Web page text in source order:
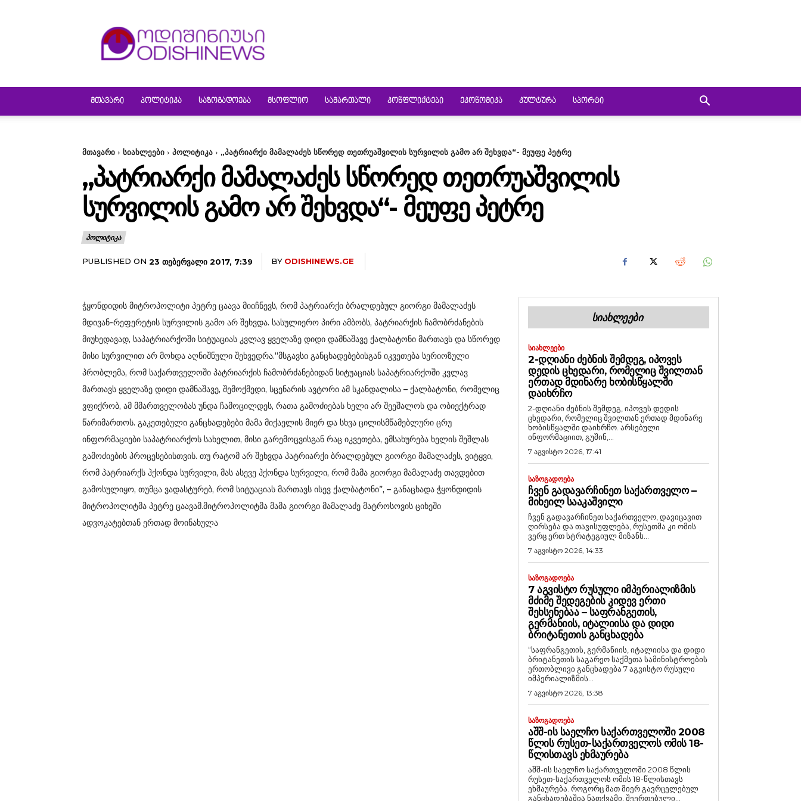
ᲛᲗᲐᲕᲐᲠᲘ ᲞᲝᲚᲘᲢᲘᲙᲐ ᲡᲐᲖᲝᲒᲐᲓᲝᲔᲑᲐ ᲛᲡᲝᲤᲚᲘᲝ ᲡᲐᲛᲐᲠᲗᲐᲚᲘ ᲙᲝᲜᲤᲚᲘᲥᲢᲔᲑᲘ ᲔᲙᲝᲜᲝᲛᲘᲙᲐ ᲙᲣᲚᲢᲣᲠᲐ ᲡᲞᲝᲠᲢᲘ
მთავარი სიახლეები პოლიტიკა „პატრიარქი მამალაძეს სწორედ თეთრუაშვილის სურვილის გამო არ შეხვდა“- მეუფე პეტრე
„ᲞᲐᲢᲠᲘᲐᲠᲥᲘ ᲛᲐᲛᲐᲚᲐᲫᲔᲡ ᲡᲬᲝᲠᲔᲓ ᲗᲔᲗᲠᲣᲐᲨᲕᲘᲚᲘᲡ
ᲡᲣᲠᲕᲘᲚᲘᲡ ᲒᲐᲛᲝ ᲐᲠ ᲨᲔᲮᲕᲓᲐ“- ᲛᲔᲣᲤᲔ ᲞᲔᲢᲠᲔ
ᲞᲝᲚᲘᲢᲘᲙᲐ
PUBLISHED ON 23 ᲗᲔᲑᲔᲠᲕᲐᲚᲘ 2017, 7:39 BY ODISHINEWS.GE
ჭყონდიდის მიტროპოლიტი პეტრე ცაავა მიიჩნევს, რომ პატრიარქი ბრალდებულ გიორგი მამალაძეს
მდივან-რეფერეტის სურვილის გამო არ შეხვდა. სასულიერო პირი ამბობს, პატრიარქის ჩამობრძანების
მიუხედავად, საპატრიარქოში სიტუაციას კვლავ ყველაზე დიდი დამნაშავე ქალბატონი მართავს და სწორედ
მისი სურვილით არ მოხდა აღნიშნული შეხვედრა.“მსგავსი განცხადებებისგან იკვეთება სერიოზული
პრობლემა, რომ საქართველოში პატრიარქის ჩამობრძანებიდან სიტუაციას საპატრიარქოში კვლავ
მართავს ყველაზე დიდი დამნაშავე, შემოქმედი, სცენარის ავტორი ამ სკანდალისა – ქალბატონი, რომელიც
ვფიქრობ, ამ მმართველობას უნდა ჩამოცილდეს, რათა გამოძიებას ხელი არ შეეშალოს და ობიექტრად
წარიმართოს. გაკეთებული განცხადებები მამა მიქაელის მიერ და სხვა ცილისმწამებლური ცრუ
ინფორმაციები საპატრიარქოს სახელით, მისი გარემოცვისგან რაც იკვეთება, ემსახურება ხელის შეშლას
გამოძიების პროცესებისთვის. თუ რატომ არ შეხვდა პატრიარქი ბრალდებულ გიორგი მამალაძეს, ვიტყვი,
რომ პატრიარქს ჰქონდა სურვილი, მას ასევე ჰქონდა სურვილი, რომ მამა გიორგი მამალაძე თავდებით
გამოსულიყო, თუმცა ვადასტურებ, რომ სიტუაციას მართავს ისევ ქალბატონი”, – განაცხადა ჭყონდიდის
მიტროპოლიტმა პეტრე ცაავამ.მიტროპოლიტმა მამა გიორგი მამალაძე მატროსოვის ციხეში
ადვოკატებთან ერთად მოინახულა
ᲡᲘᲐᲮᲚᲔᲔᲑᲘ
ᲡᲘᲐᲮᲚᲔᲔᲑᲘ
2-ᲓᲦᲘᲐᲜᲘ ᲫᲔᲑᲜᲘᲡ ᲨᲔᲛᲓᲔᲒ, ᲘᲞᲝᲕᲔᲡ
ᲓᲔᲓᲘᲡ ᲪᲮᲔᲓᲐᲠᲘ, ᲠᲝᲛᲔᲚᲘᲪ ᲨᲕᲘᲚᲗᲐᲜ
ᲔᲠᲗᲐᲓ ᲛᲓᲘᲜᲐᲠᲔ ᲮᲝᲑᲘᲡᲬᲧᲐᲚᲨᲘ
ᲓᲐᲘᲮᲠᲩᲝ
2-დღიანი ძებნის შემდეგ, იპოვეს დედის
ცხედარი, რომელიც შვილთან ერთად მდინარე
ხობისწყალში დაიხრჩო. არსებული
ინფორმაციით, გუშინ,...
7 აგვისტო 2026, 17:41
ᲡᲐᲖᲝᲒᲐᲓᲝᲔᲑᲐ
ᲩᲕᲔᲜ ᲒᲐᲓᲐᲕᲐᲠᲩᲘᲜᲔᲗ ᲡᲐᲥᲐᲠᲗᲕᲔᲚᲝ –
ᲛᲘᲮᲔᲘᲚ ᲡᲐᲐᲙᲐᲨᲕᲘᲚᲘ
ჩვენ გადავარჩინეთ საქართველო, დავიცავით
ღირსება და თავისუფლება, რუსეთმა კი ომის
ვერც ერთ სტრატეგიულ მიზანს...
7 აგვისტო 2026, 14:33
ᲡᲐᲖᲝᲒᲐᲓᲝᲔᲑᲐ
7 ᲐᲒᲕᲘᲡᲢᲝ ᲠᲣᲡᲣᲚᲘ ᲘᲛᲞᲔᲠᲘᲐᲚᲘᲖᲛᲘᲡ
ᲛᲫᲘᲛᲔ ᲨᲔᲓᲔᲒᲔᲑᲘᲡ ᲙᲘᲓᲔᲕ ᲔᲠᲗᲘ
ᲨᲔᲮᲡᲔᲜᲔᲑᲐᲐ – ᲡᲐᲤᲠᲐᲜᲒᲔᲗᲘᲡ,
ᲒᲔᲠᲛᲐᲜᲘᲘᲡ, ᲘᲢᲐᲚᲘᲘᲡᲐ ᲓᲐ ᲓᲘᲓᲘ
ᲑᲠᲘᲢᲐᲜᲔᲗᲘᲡ ᲒᲐᲜᲪᲮᲐᲓᲔᲑᲐ
“საფრანგეთის, გერმანიის, იტალიისა და დიდი
ბრიტანეთის საგარეო საქმეთა სამინისტროების
ერთობლივი განცხადება 7 აგვისტო რუსული
იმპერიალიზმის...
7 აგვისტო 2026, 13:38
ᲡᲐᲖᲝᲒᲐᲓᲝᲔᲑᲐ
ᲐᲨᲨ-ᲘᲡ ᲡᲐᲔᲚᲩᲝ ᲡᲐᲥᲐᲠᲗᲕᲔᲚᲝᲨᲘ 2008
ᲬᲚᲘᲡ ᲠᲣᲡᲔᲗ-ᲡᲐᲥᲐᲠᲗᲕᲔᲚᲝᲡ ᲝᲛᲘᲡ 18-
ᲬᲚᲘᲡᲗᲐᲕᲡ ᲔᲮᲛᲐᲣᲠᲔᲑᲐ
აშშ-ის საელჩო საქართველოში 2008 წლის
რუსეთ-საქართველოს ომის 18-წლისთავს
ეხმაურება. როგორც მათ მიერ გავრცელებულ
განცხადებაშია ნათქვამი, შეერთებული...